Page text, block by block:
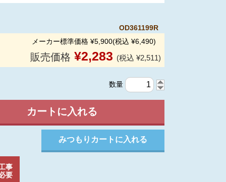
OD361199R
メーカー標準価格 ¥5,900(税込 ¥6,490)
販売価格 ¥2,283 (税込 ¥2,511)
数量
事
要